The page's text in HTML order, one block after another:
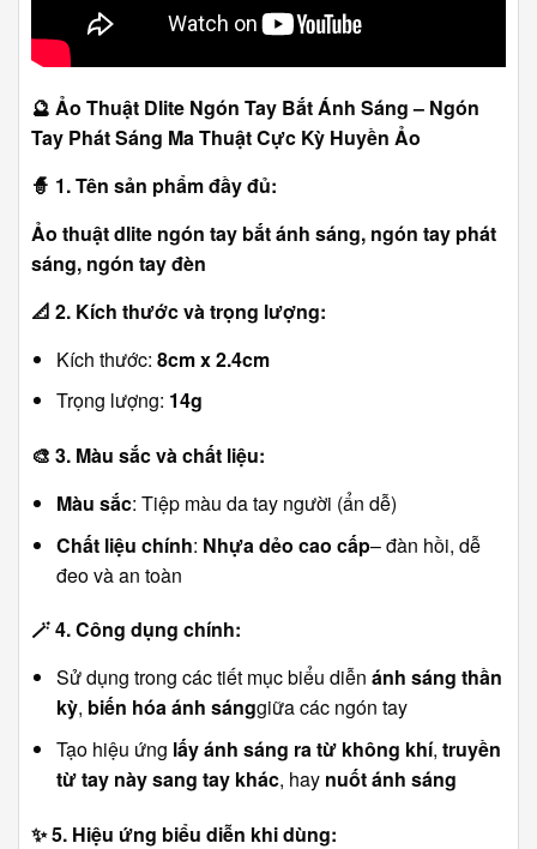
🔮 Ảo Thuật Dlite Ngón Tay Bắt Ánh Sáng – Ngón
Tay Phát Sáng Ma Thuật Cực Kỳ Huyền Ảo
🧙 1. Tên sản phẩm đầy đủ:
Ảo thuật dlite ngón tay bắt ánh sáng, ngón tay phát
sáng, ngón tay đèn
📐 2. Kích thước và trọng lượng:
Kích thước: 8cm x 2.4cm
Trọng lượng: 14g
🎨 3. Màu sắc và chất liệu:
Màu sắc: Tiệp màu da tay người (ẩn dễ)
Chất liệu chính: Nhựa dẻo cao cấp– đàn hồi, dễ
đeo và an toàn
🪄4. Công dụng chính:
Sử dụng trong các tiết mục biểu diễn ánh sáng thần
kỳ, biến hóa ánh sánggiữa các ngón tay
Tạo hiệu ứng lấy ánh sáng ra từ không khí, truyền
từ tay này sang tay khác, hay nuốt ánh sáng
✨5. Hiệu ứng biểu diễn khi dùng: